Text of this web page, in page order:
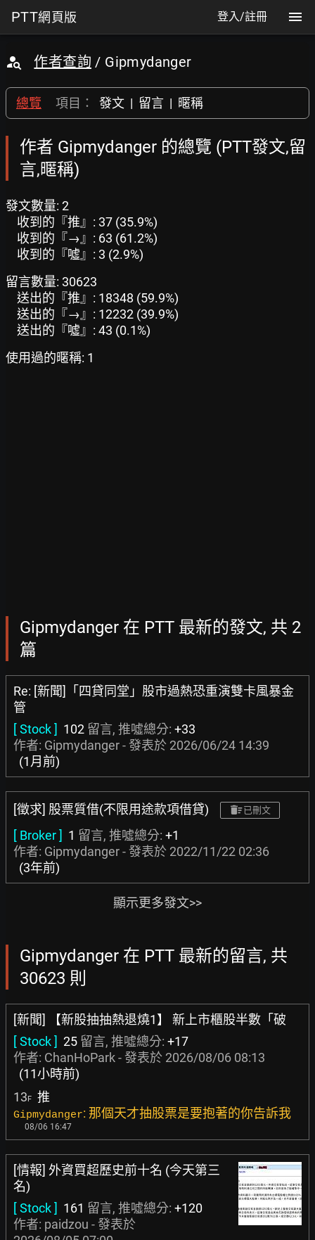
PTT網頁版 登入/註冊
作者查詢 / Gipmydanger
總覽 項目： 發文 | 留言 | 暱稱
作者 Gipmydanger 的總覽 (PTT發文,留
言,暱稱)
發文數量: 2
收到的『推』: 37 (35.9%)
收到的『→』: 63 (61.2%)
收到的『噓』: 3 (2.9%)
留言數量: 30623
送出的『推』: 18348 (59.9%)
送出的『→』: 12232 (39.9%)
送出的『噓』: 43 (0.1%)
使用過的暱稱: 1
Gipmydanger 在 PTT 最新的發文, 共 2
篇
Re: [新聞]「四貸同堂」股市過熱恐重演雙卡風暴金
管
[ Stock ] 102 留言, 推噓總分: +33
作者: Gipmydanger - 發表於 2026/06/24 14:39
(1月前)
[徵求] 股票質借(不限用途款項借貸) 已刪文
[ Broker ] 1 留言, 推噓總分: +1
作者: Gipmydanger - 發表於 2022/11/22 02:36
(3年前)
顯示更多發文>>
Gipmydanger 在 PTT 最新的留言, 共
30623 則
[新聞] 【新股抽抽熱退燒1】 新上市櫃股半數「破
[ Stock ] 25 留言, 推噓總分: +17
作者: ChanHoPark- 發表於 2026/08/06 08:13
(11小時前)
13F 推
Gipmydanger: 那個天才抽股票是要抱著的你告訴我
08/06 16:47
[情報] 外資買超歷史前十名 (今天第三
名)
[ Stock ] 161 留言, 推噓總分: +120
作者: paidzou - 發表於